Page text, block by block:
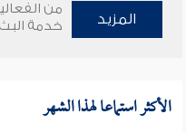
المزيد
من
خدمة البث
الأكثر استماعا لهذا الشهر